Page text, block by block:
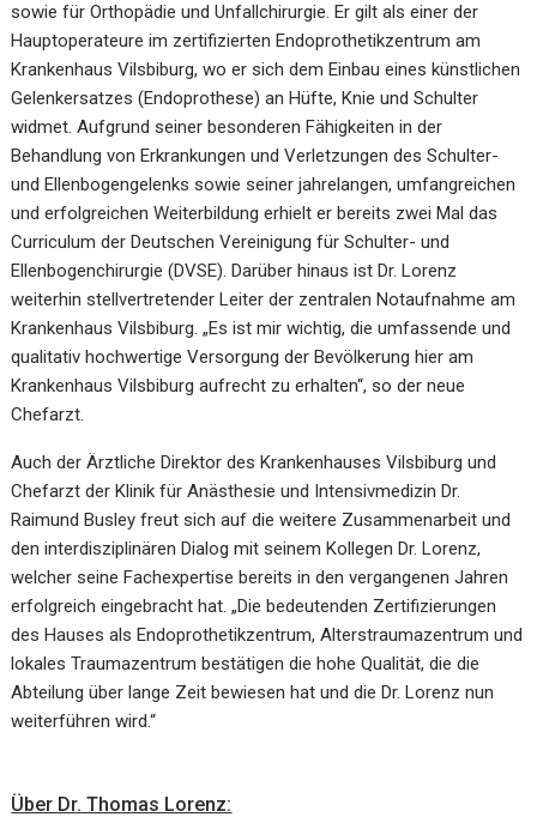
sowie für Orthopädie und Unfallchirurgie. Er gilt als einer der
Hauptoperateure im zertifizierten Endoprothetikzentrum am
Krankenhaus Vilsbiburg, wo er sich dem Einbau eines künstlichen
Gelenkersatzes (Endoprothese) an Hüfte, Knie und Schulter
widmet. Aufgrund seiner besonderen Fähigkeiten in der
Behandlung von Erkrankungen und Verletzungen des Schulter-
und Ellenbogengelenks sowie seiner jahrelangen, umfangreichen
und erfolgreichen Weiterbildung erhielt er bereits zwei Mal das
Curriculum der Deutschen Vereinigung für Schulter- und
Ellenbogenchirurgie (DVSE). Darüber hinaus ist Dr. Lorenz
weiterhin stellvertretender Leiter der zentralen Notaufnahme am
Krankenhaus Vilsbiburg. „Es ist mir wichtig, die umfassende und
qualitativ hochwertige Versorgung der Bevölkerung hier am
Krankenhaus Vilsbiburg aufrecht zu erhalten“, so der neue
Chefarzt.
Auch der Ärztliche Direktor des Krankenhauses Vilsbiburg und
Chefarzt der Klinik für Anästhesie und Intensivmedizin Dr.
Raimund Busley freut sich auf die weitere Zusammenarbeit und
den interdisziplinären Dialog mit seinem Kollegen Dr. Lorenz,
welcher seine Fachexpertise bereits in den vergangenen Jahren
erfolgreich eingebracht hat. „Die bedeutenden Zertifizierungen
des Hauses als Endoprothetikzentrum, Alterstraumazentrum und
lokales Traumazentrum bestätigen die hohe Qualität, die die
Abteilung über lange Zeit bewiesen hat und die Dr. Lorenz nun
weiterführen wird.“
Über Dr. Thomas Lorenz: